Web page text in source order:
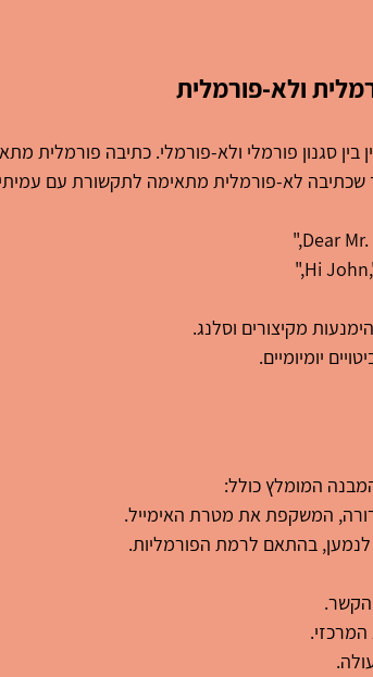
ולא-פורמלית
בין סגנון פורמלי ולא-פורמלי. כתיבה פורמלית
שכתיבה לא-פורמלית מתאימה לתקשורת עם
מקיצורים וסלנג.
יומיומיים.
המומלץ כולל:
המשקפת את מטרת האימייל.
לנמען, בהתאם לרמת הפורמליות.